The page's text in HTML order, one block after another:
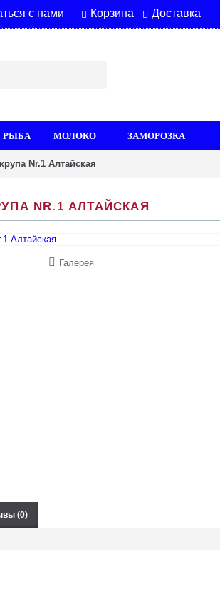
с нами Корзина Доставка
РЫБА МОЛОКО ЗАМОРОЗКА
Nr.1 Алтайская
NR.1 АЛТАЙСКАЯ
Галерея
(0)